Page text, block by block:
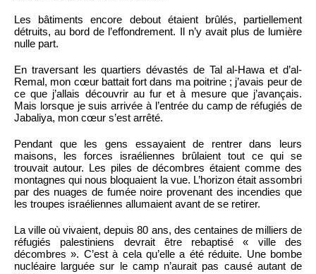
Les bâtiments encore debout étaient brûlés, partiellement
détruits, au bord de l’effondrement. Il n’y avait plus de lumière
nulle part.
En traversant les quartiers dévastés de Tal al-Hawa et d’al-
Remal, mon cœur battait fort dans ma poitrine ; j’avais peur de
ce que j’allais découvrir au fur et à mesure que j’avançais.
Mais lorsque je suis arrivée à l’entrée du camp de réfugiés de
Jabaliya, mon cœur s’est arrêté.
Pendant que les gens essayaient de rentrer dans leurs
maisons, les forces israéliennes brûlaient tout ce qui se
trouvait autour. Les piles de décombres étaient comme des
montagnes qui nous bloquaient la vue. L’horizon était assombri
par des nuages de fumée noire provenant des incendies que
les troupes israéliennes allumaient avant de se retirer.
La ville où vivaient, depuis 80 ans, des centaines de milliers de
réfugiés palestiniens devrait être rebaptisé « ville des
décombres ». C’est à cela qu’elle a été réduite. Une bombe
nucléaire larguée sur le camp n’aurait pas causé autant de